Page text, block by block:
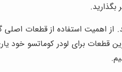
اهمیت استفاده از قطعات اصلی
برای لودر کوماتسو خود یاری